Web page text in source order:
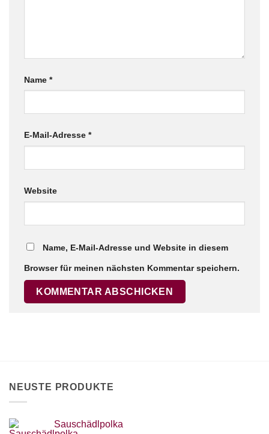
Name *
E-Mail-Adresse *
Website
Name, E-Mail-Adresse und Website in diesem
Browser für meinen nächsten Kommentar speichern.
NEUSTE PRODUKTE
Sauschädlpolka